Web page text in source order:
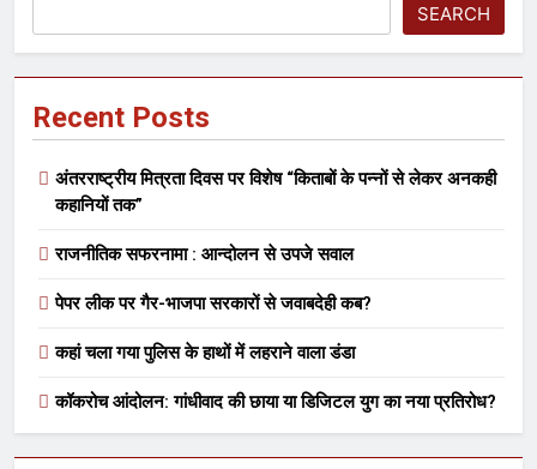
SEARCH
Recent Posts
अंतरराष्ट्रीय मित्रता दिवस पर विशेष “किताबों के पन्नों से लेकर अनकही
कहानियों तक”
राजनीतिक सफरनामा : आन्दोलन से उपजे सवाल
पेपर लीक पर गैर-भाजपा सरकारों से जवाबदेही कब?
कहां चला गया पुलिस के हाथों में लहराने वाला डंडा
कॉकरोच आंदोलन: गांधीवाद की छाया या डिजिटल युग का नया प्रतिरोध?